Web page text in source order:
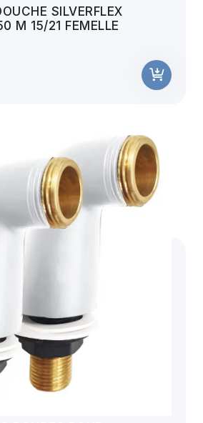
SILVERFLEX
M 15/21 FEMELLE